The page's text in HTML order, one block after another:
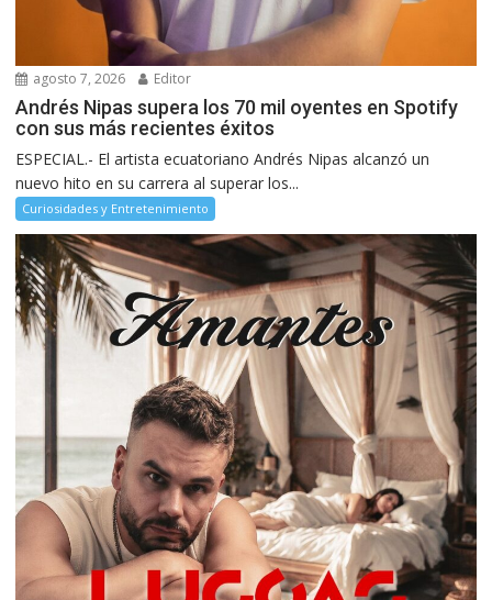
agosto 7, 2026 Editor
Andrés Nipas supera los 70 mil oyentes en Spotify
con sus más recientes éxitos
ESPECIAL.- El artista ecuatoriano Andrés Nipas alcanzó un
nuevo hito en su carrera al superar los...
Curiosidades y Entretenimiento